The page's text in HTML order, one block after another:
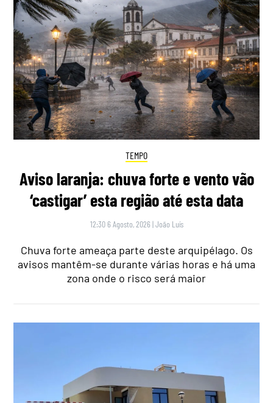
TEMPO
Aviso laranja: chuva forte e vento vão
‘castigar’ esta região até esta data
12:30 6 Agosto, 2026 |João Luís
Chuva forte ameaça parte deste arquipélago. Os
avisos mantêm-se durante várias horas e há uma
zona onde o risco será maior